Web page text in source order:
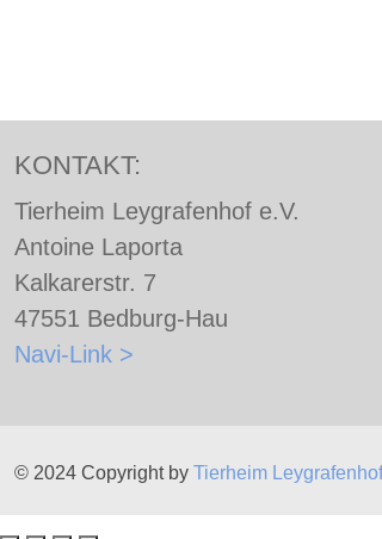
KONTAKT:
Tierheim Leygrafenhof e.V.
Antoine Laporta
Kalkarerstr. 7
47551 Bedburg-Hau
Navi-Link >
© 2024 Copyright by Tierheim